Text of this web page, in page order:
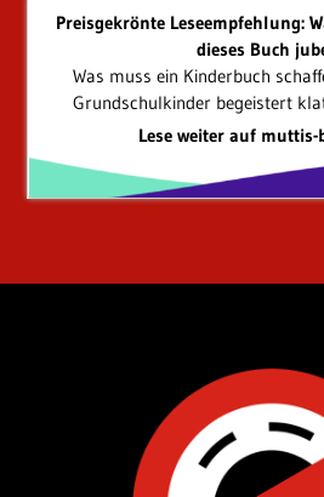
Preisgekrönte Leseempfehlung:
dieses Buch
Was muss ein Kinderbuch
Grundschulkinder begeistert
Lese weiter auf